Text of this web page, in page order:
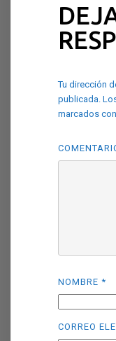
Tu dirección
publicada.
marcados con
NOMBRE *
CORREO